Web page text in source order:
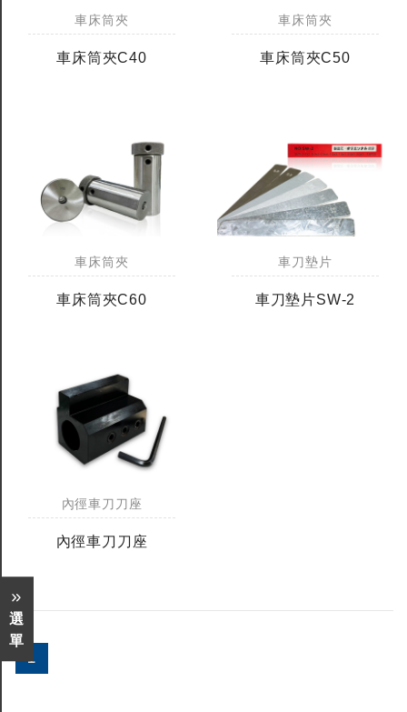
選
單
台製WEENIX四刃全鎢鋼銑刀
台製WEENIX加長二
銑刀
車床筒夾
車床筒夾C40
車床筒夾
車床筒夾C50
車床筒夾
車床筒夾C60
車刀墊片
車刀墊片SW-2
內徑車刀刀座
內徑車刀刀座
1